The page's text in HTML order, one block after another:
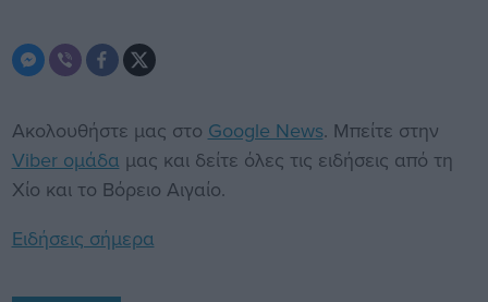
Ακολουθήστε μας στο Google News. Μπείτε στην
Viber ομάδα μας και δείτε όλες τις ειδήσεις από τη
Χίο και το Βόρειο Αιγαίο.
Ειδήσεις σήμερα